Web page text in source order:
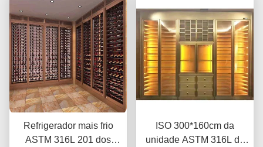
Refrigerador mais frio
ASTM 316L 201 dos
ISO 300*160cm da
unidade ASTM 316L do